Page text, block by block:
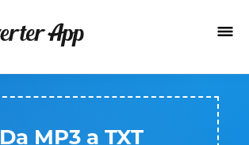
Da MP3 a TXT